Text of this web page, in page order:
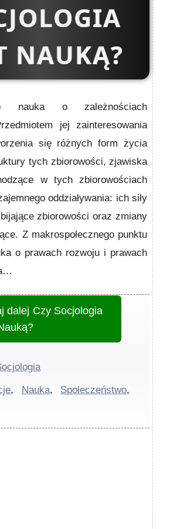
NAUKĄ?
nauka o zależnościach
jej zainteresowania
się różnych form życia
tych zbiorowości, zjawiska
w tych zbiorowościach
oddziaływania: ich siły
zbiorowości oraz zmiany
Z makrospołecznego punktu
o prawach rozwoju i prawach
dalej Czy Socjologia
, Nauka, Społeczeństwo,